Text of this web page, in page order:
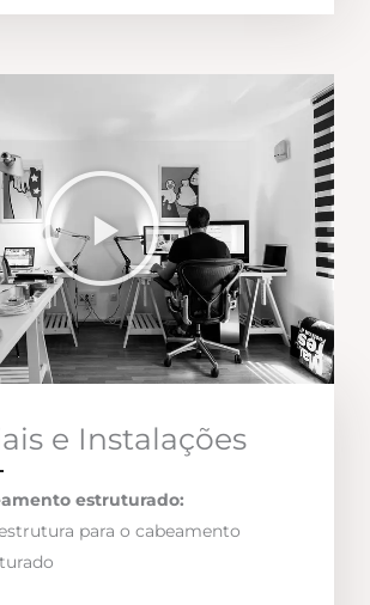
e Instalações
estruturado:
para o cabeamento